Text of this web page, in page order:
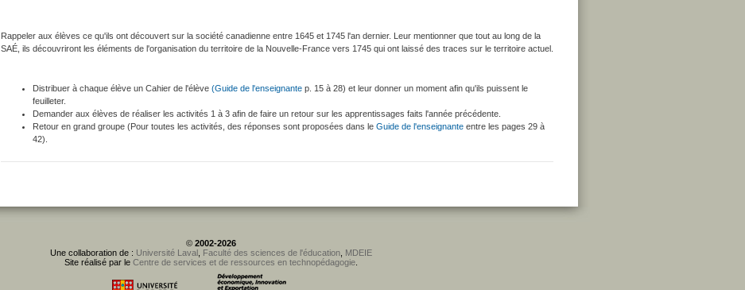
Rappeler aux élèves ce qu'ils ont découvert sur la société canadienne entre 1645 et 1745 l'an dernier. Leur mentionner que tout au long de la
SAÉ, ils découvriront les éléments de l'organisation du territoire de la Nouvelle-France vers 1745 qui ont laissé des traces sur le territoire actuel.
Distribuer à chaque élève un Cahier de l'élève (Guide de l'enseignante p. 15 à 28) et leur donner un moment afin qu'ils puissent le
feuilleter.
Demander aux élèves de réaliser les activités 1 à 3 afin de faire un retour sur les apprentissages faits l'année précédente.
Retour en grand groupe (Pour toutes les activités, des réponses sont proposées dans le Guide de l'enseignante entre les pages 29 à
42).
© 2002-2026
Une collaboration de : Université Laval, Faculté des sciences de l'éducation, MDEIE
Site réalisé par le Centre de services et de ressources en technopédagogie.